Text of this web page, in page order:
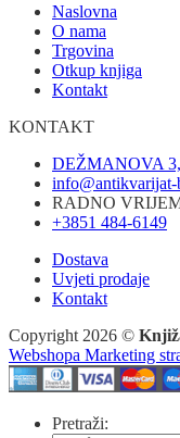
Naslovna
O nama
Trgovina
Otkup knjiga
Kontakt
KONTAKT
DEŽMANOVA
info@antikvarijat-
RADNO
+3851 484-6149
Dostava
Uvjeti prodaje
Kontakt
Copyright 2026 ©
Webshopa Marketing
Pretraži: